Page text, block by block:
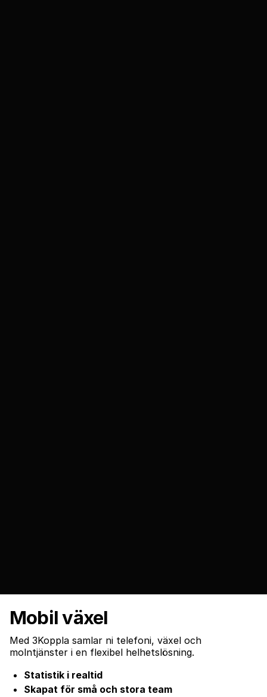
Mobil växel
Med 3Koppla samlar ni telefoni, växel och
molntjänster i en flexibel helhetslösning.
Statistik i realtid
Skapat för små och stora team